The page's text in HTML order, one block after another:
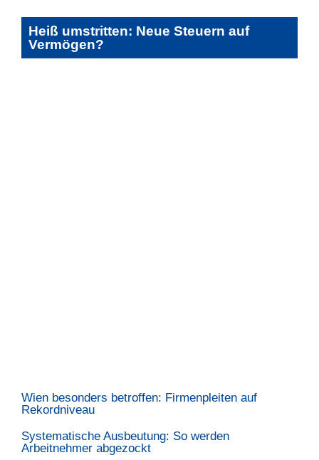
Heiß umstritten: Neue Steuern auf
Vermögen?
Wien besonders betroffen: Firmenpleiten auf
Rekordniveau
Systematische Ausbeutung: So werden
Arbeitnehmer abgezockt